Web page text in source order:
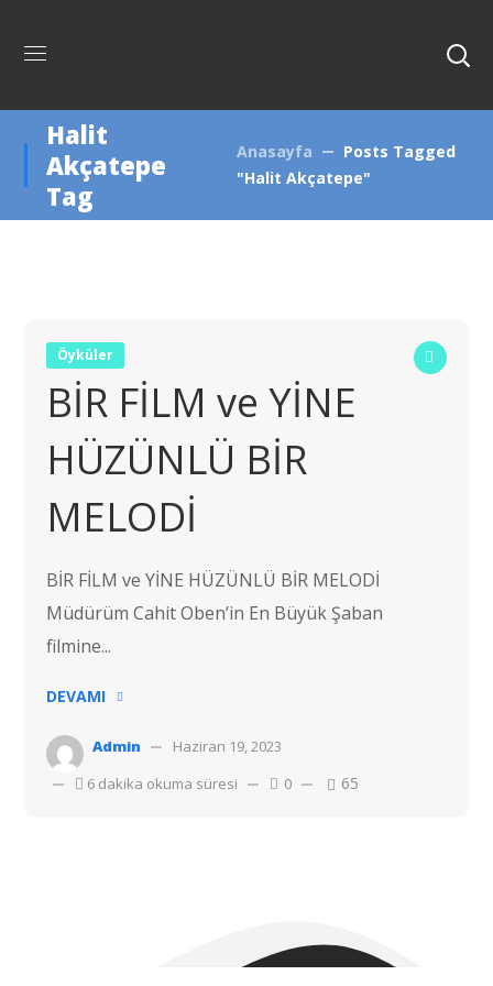
Halit
Akçatepe
Tag
Anasayfa
Posts Tagged
"Halit Akçatepe"
Öyküler
BİR FİLM ve YİNE
HÜZÜNLÜ BİR
MELODİ
BİR FİLM ve YİNE HÜZÜNLÜ BİR MELODİ
Müdürüm Cahit Oben’in En Büyük Şaban
filmine...
DEVAMI
Admin
Haziran 19, 2023
6 dakika okuma süresi
0 65